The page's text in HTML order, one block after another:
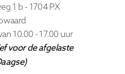
1 b - 1704 PX
10.00 - 17.00 uur
voor de afgelaste